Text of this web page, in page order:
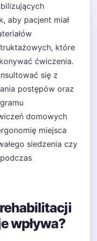
aby pacjent miał
które
ćwiczenia.
się z
postępów oraz
domowych
miejsca
siedzenia czy
wpływa?